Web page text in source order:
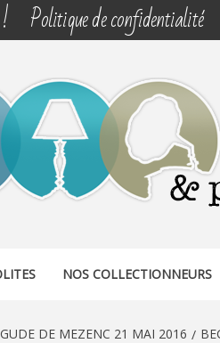
! Politique de confidentialité
NOS COLLECTIONNEURS
DE MEZENC 21 MAI 2016